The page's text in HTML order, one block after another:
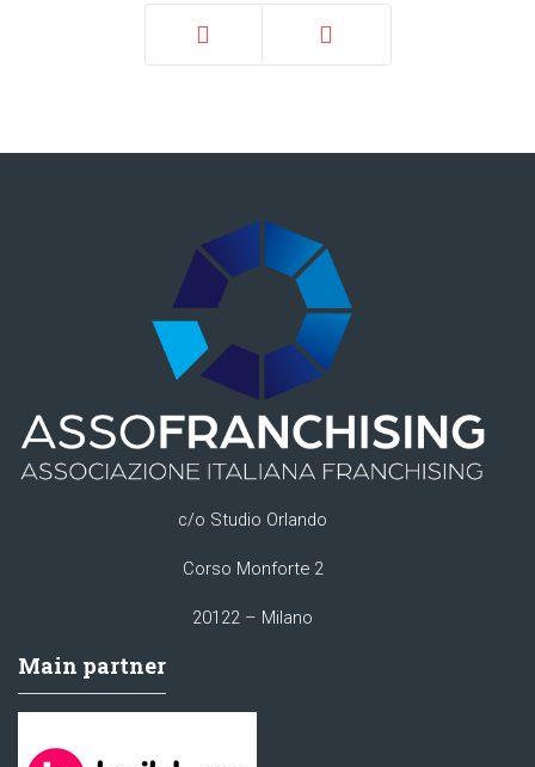
c/o Studio Orlando
Corso Monforte 2
20122 – Milano
Main partner